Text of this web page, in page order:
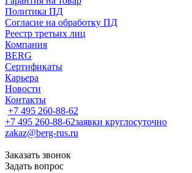
Политика ПД
Согласие на обработку ПД
Реестр третьих лиц
Компания
BERG
Сертификаты
Карьера
Новости
Контакты
+7 495 260-88-62
+7 495 260-88-62заявки круглосуточно
zakaz@berg-rus.ru
Заказать звонок
Задать вопрос